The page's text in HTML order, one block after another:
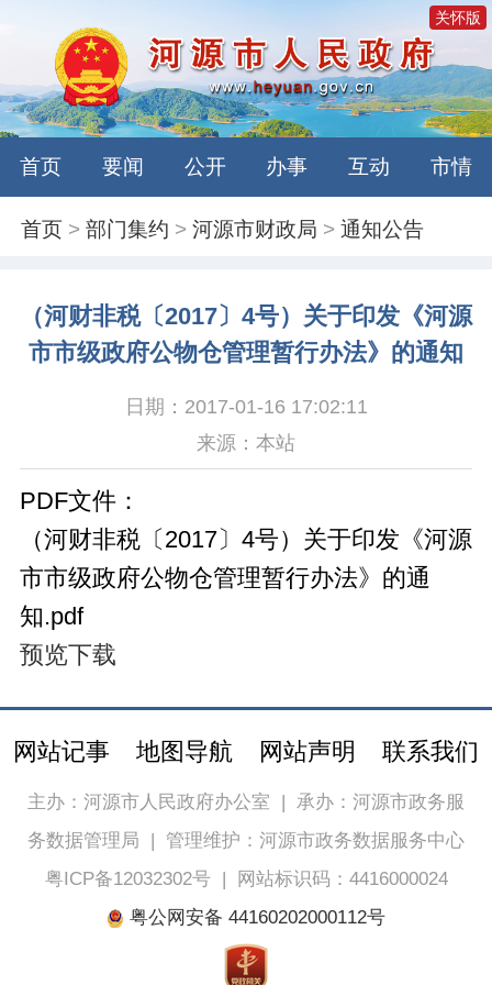
关怀版
首页 要闻 公开 办事 互动 市情
首页 >部门集约 >河源市财政局 >通知公告
（河财非税〔2017〕4号）关于印发《河源
市市级政府公物仓管理暂行办法》的通知
日期：2017-01-16 17:02:11
来源：本站
PDF文件：
（河财非税〔2017〕4号）关于印发《河源
市市级政府公物仓管理暂行办法》的通
知.pdf
预览下载
网站记事 地图导航 网站声明 联系我们
主办：河源市人民政府办公室 | 承办：河源市政务服
务数据管理局 | 管理维护：河源市政务数据服务中心
粤ICP备12032302号|
网站标识码：4416000024
粤公网安备 44160202000112号